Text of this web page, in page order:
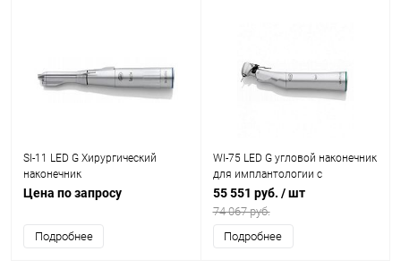
SI-11 LED G Хирургический
наконечник
Цена по запросу
Подробнее
WI-75 LED G угловой наконечник
для имплантологии с
генератором
55 551 руб. / шт
74 067 руб.
Подробнее